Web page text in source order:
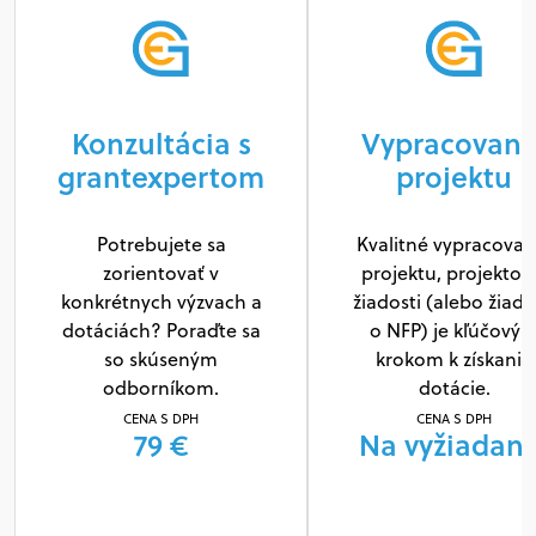
Konzultácia s
grantexpertom
Potrebujete sa
zorientovať v
konkrétnych výzvach a
dotáciách? Poraďte sa
so skúseným
odborníkom.
CENA S DPH
79 €
projektu
Kvalitné
projektu,
žiadosti (alebo
o NFP) je
krokom k získaniu
dotácie.
CENA S DPH
Na